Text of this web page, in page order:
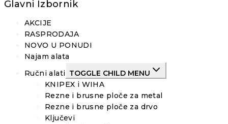
Glavni Izbornik
AKCIJE
RASPRODAJA
NOVO U PONUDI
Najam alata
Ručni alati TOGGLE CHILD MENU
KNIPEX i WIHA
Rezne i brusne ploče za metal
Rezne i brusne ploče za drvo
Ključevi